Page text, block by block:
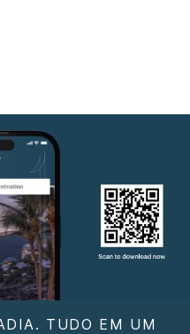
TUDO EM UM